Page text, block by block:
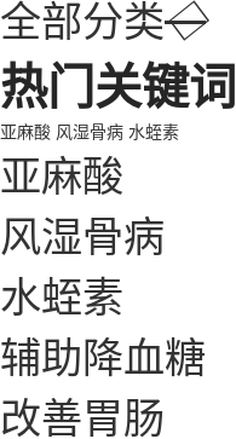
全部分类◇
热门关键词
亚麻酸 风湿骨病 水蛭素
亚麻酸
风湿骨病
水蛭素
辅助降血糖
改善胃肠